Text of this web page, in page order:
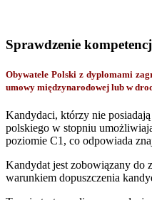
Sprawdzenie
Obywatele Polski z dyplomami
umowy międzynarodowej lub w
Kandydaci, którzy nie
polskiego w stopniu
poziomie C1, co odpowiada
Kandydat jest zobowiązany do
warunkiem dopuszczenia